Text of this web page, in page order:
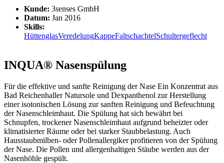
Kunde: 3senses GmbH
Datum: Jan 2016
Skills:
HüttenglasVeredelungKappeFaltschachtelSchultergeflecht
INQUA® Nasenspülung
Für die effektive und sanfte Reinigung der Nase Ein Konzentrat aus
Bad Reichenhaller Natursole und Dexpanthenol zur Herstellung
einer isotonischen Lösung zur sanften Reinigung und Befeuchtung
der Nasenschleimhaut. Die Spülung hat sich bewährt bei
Schnupfen, trockener Nasenschleimhaut aufgrund beheizter oder
klimatisierter Räume oder bei starker Staubbelastung. Auch
Hausstaubmilben- oder Pollenallergiker profitieren von der Spülung
der Nase. Die Pollen und allergenhaltigen Stäube werden aus der
Nasenhöhle gespült.